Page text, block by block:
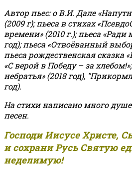
Автор пьес: о В.И. Дале
(2009 г); пьеса в стихах
времени» (2010 г.); пьеса «Ради
год); пьеса «Отвоёванный
пьеса рождественская сказка
«С верой в Победу – за хлебом!»;
небратья» (2018 год),
год).
На стихи написано много
песен.
Господи Иисусе Христе,
и сохрани Русь Святую
неделимую!